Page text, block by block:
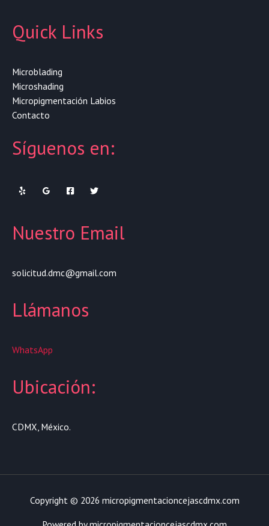
Quick Links
Microblading
Microshading
Micropigmentación Labios
Contacto
Síguenos en:
Nuestro Email
solicitud.dmc@gmail.com
Llámanos
WhatsApp
Ubicación:
CDMX, México.
Copyright © 2026 micropigmentacioncejascdmx.com